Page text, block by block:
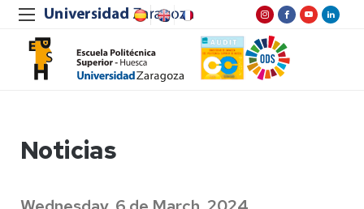
Noticias